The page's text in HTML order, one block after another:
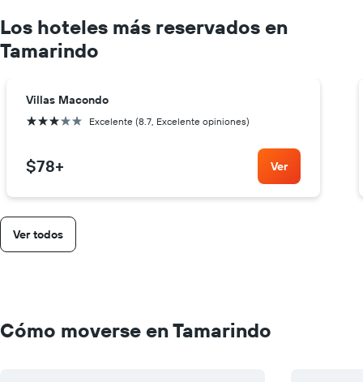
Los hoteles más reservados en
Tamarindo
Villas Macondo
3 estrellas Excelente (8.7, Excelente opiniones)
$78+ Ver
Ver todos
Cómo moverse en Tamarindo